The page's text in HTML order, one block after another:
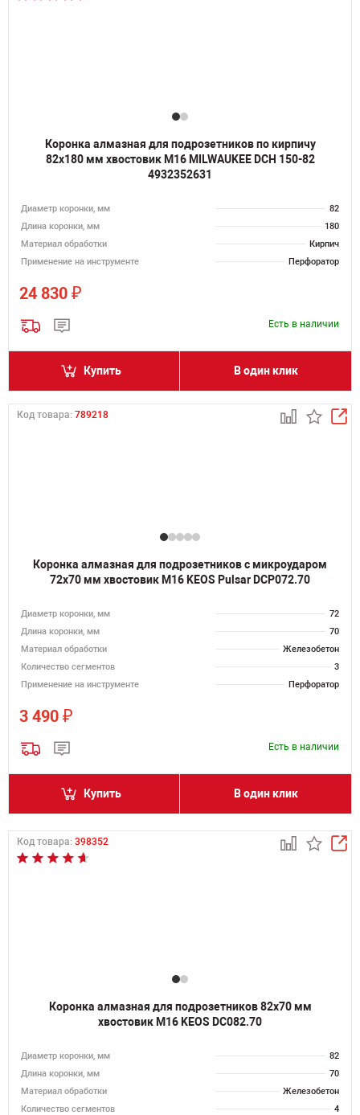
Коронка алмазная для подрозетников по кирпичу
82х180 мм хвостовик M16 MILWAUKEE DCH 150-82
4932352631
Диаметр коронки, мм
82
Длина коронки, мм
180
Материал обработки
Кирпич
Применение на инструменте
Перфоратор
24 830 ₽
Есть в наличии
Купить В один клик
Код товара: 789218
Коронка алмазная для подрозетников с микроударом
72х70 мм хвостовик M16 KEOS Pulsar DCP072.70
Диаметр коронки, мм
72
Длина коронки, мм
70
Материал обработки
Железобетон
Количество сегментов
3
Применение на инструменте
Перфоратор
3 490 ₽
Есть в наличии
Купить В один клик
Код товара: 398352
Коронка алмазная для подрозетников 82х70 мм
хвостовик M16 KEOS DC082.70
Диаметр коронки, мм
82
Длина коронки, мм
70
Материал обработки
Железобетон
Количество сегментов
4